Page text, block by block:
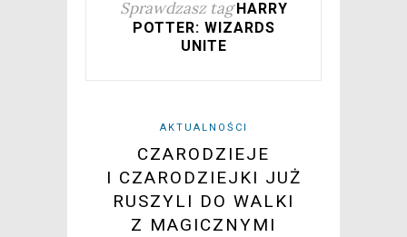
Sprawdzasz tag HARRY
POTTER: WIZARDS
UNITE
AKTUALNOŚCI
CZARODZIEJE
I CZARODZIEJKI JUŻ
RUSZYLI DO WALKI
Z MAGICZNYMI